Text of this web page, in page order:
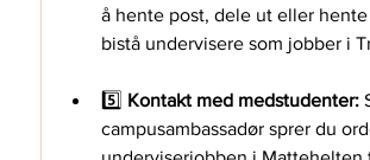
å hente post, dele ut eller
bistå undervisere som jobber i
5️⃣ Kontakt med medstudenter:
campusambassadør sprer du